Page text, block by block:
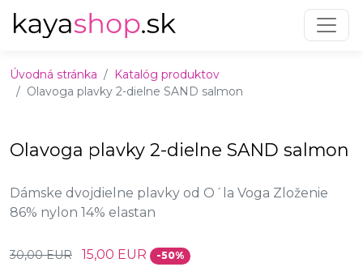
Úvodná stránka
Katalóg produktov
Olavoga plavky 2-dielne SAND salmon
Olavoga plavky 2-dielne SAND salmon
Dámske dvojdielne plavky od O´la Voga Zloženie
86% nylon 14% elastan
30,00 EUR 15,00 EUR -50%